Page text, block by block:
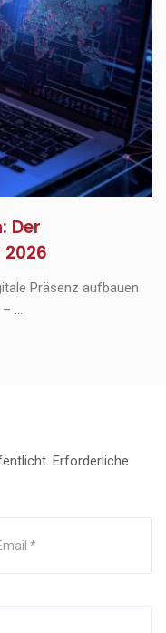
Der
Präsenz aufbauen
...
Erforderliche